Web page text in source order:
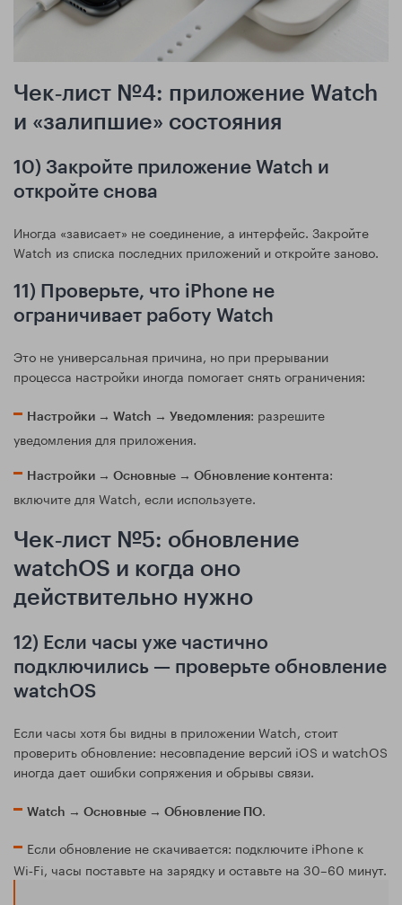
Чек‑лист №4: приложение Watch
и «залипшие» состояния
10) Закройте приложение Watch и
откройте снова
Иногда «зависает» не соединение, а интерфейс. Закройте
Watch из списка последних приложений и откройте заново.
11) Проверьте, что iPhone не
ограничивает работу Watch
Это не универсальная причина, но при прерывании
процесса настройки иногда помогает снять ограничения:
Настройки → Watch → Уведомления: разрешите
уведомления для приложения.
Настройки → Основные → Обновление контента:
включите для Watch, если используете.
Чек‑лист №5: обновление
watchOS и когда оно
действительно нужно
12) Если часы уже частично
подключились — проверьте обновление
watchOS
Если часы хотя бы видны в приложении Watch, стоит
проверить обновление: несовпадение версий iOS и watchOS
иногда дает ошибки сопряжения и обрывы связи.
Watch → Основные → Обновление ПО.
Если обновление не скачивается: подключите iPhone к
Wi‑Fi, часы поставьте на зарядку и оставьте на 30–60 минут.